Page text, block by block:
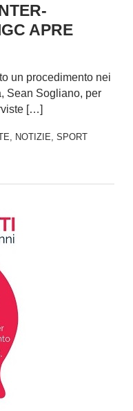
APRE
un procedimento nei
Sean Sogliano, per
[…]
NOTIZIE SPORT